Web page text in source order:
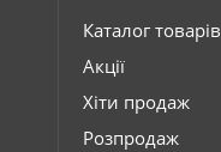
Каталог товарів
Акції
Хіти продаж
Розпродаж